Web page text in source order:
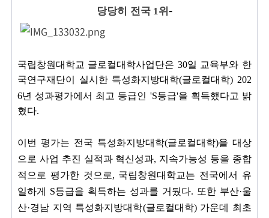
당당히 전국 1위-
국립창원대학교 글로컬대학사업단은 30일 교육부와 한
국연구재단이 실시한 특성화지방대학(글로컬대학) 202
6년 성과평가에서 최고 등급인 'S등급'을 획득했다고 밝
혔다.
이번 평가는 전국 특성화지방대학(글로컬대학)을 대상
으로 사업 추진 실적과 혁신성과, 지속가능성 등을 종합
적으로 평가한 것으로, 국립창원대학교는 전국에서 유
일하게
S등급을 획득하는 성과를 거뒀다. 또한 부산·울
산·경남 지역 특성화지방대학(글로컬대학) 가운데 최초